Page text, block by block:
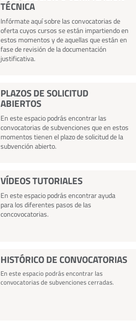
TÉCNICA
Infórmate aquí sobre las convocatorias de
oferta cuyos cursos se están impartiendo en
estos momentos y de aquellas que están en
fase de revisión de la documentación
justificativa.
PLAZOS DE SOLICITUD
ABIERTOS
En este espacio podrás encontrar las
convocatorias de subvenciones que en estos
momentos tienen el plazo de solicitud de la
subvención abierto.
VÍDEOS TUTORIALES
En este espacio podrás encontrar ayuda
para los diferentes pasos de las
concovocatorias.
HISTÓRICO DE CONVOCATORIAS
En este espacio podrás encontrar las
convocatorias de subvenciones cerradas.